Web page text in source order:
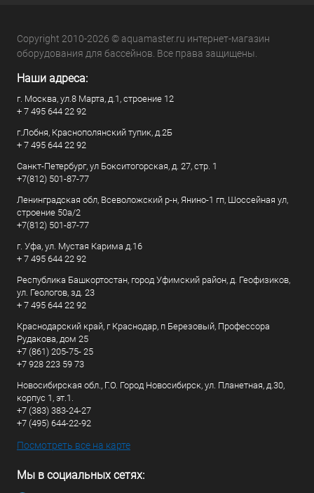
Copyright 2010-2026 © aquamaster.ru интернет-магазин
оборудования для бассейнов. Все права защищены.
Наши адреса:
г. Москва, ул.8 Марта, д.1, строение 12
+ 7 495 644 22 92
г.Лобня, Краснополянский тупик, д.2Б
+ 7 495 644 22 92
Санкт-Петербург, ул Бокситогорская, д. 27, стр. 1
+7(812) 501-87-77
Ленинградская обл, Всеволожский р-н, Янино-1 гп, Шоссейная ул,
строение 50а/2
+7(812) 501-87-77
г. Уфа, ул. Мустая Карима д.16
+ 7 495 644 22 92
Республика Башкортостан, город Уфимский район, д. Геофизиков,
ул. Геологов, зд. 23
+ 7 495 644 22 92
Краснодарский край, г Краснодар, п Березовый, Профессора
Рудакова, дом 25
+7 (861) 205-75- 25
+7 928 223 59 73
Новосибирская обл., Г.О. Город Новосибирск, ул. Планетная, д.30,
корпус 1, эт.1.
+7 (383) 383-24-27
+7 (495) 644-22-92
Посмотреть все на карте
Мы в социальных сетях: